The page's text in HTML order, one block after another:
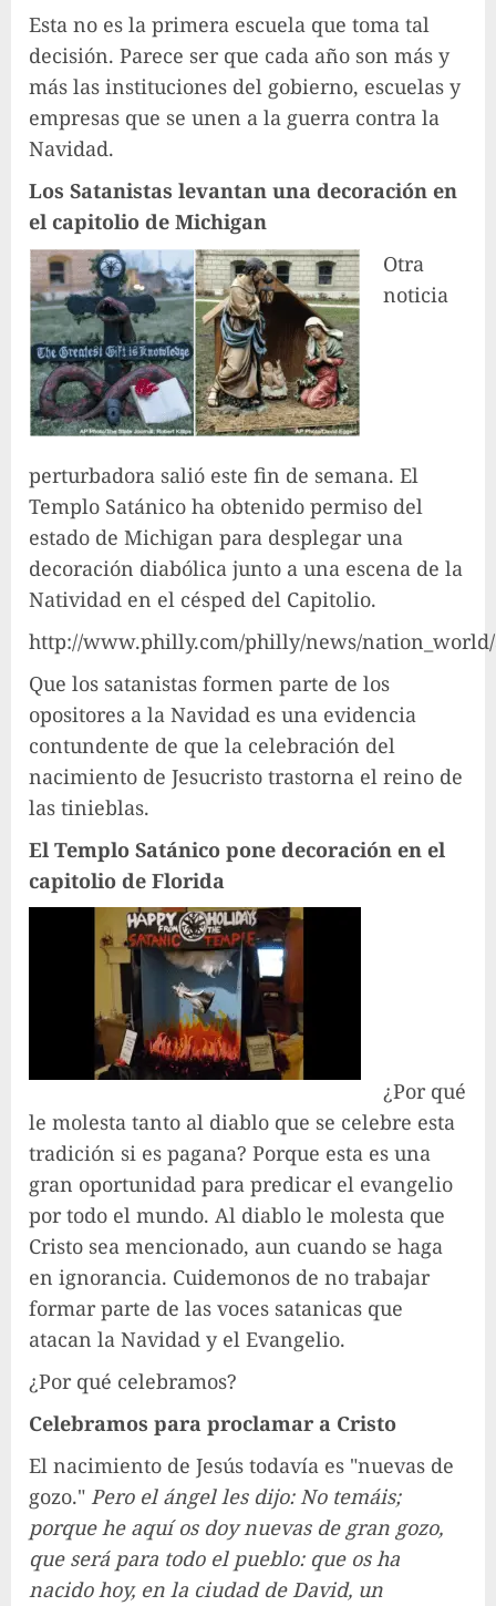
Esta no es la primera escuela que toma tal
decisión. Parece ser que cada año son más y
más las instituciones del gobierno, escuelas y
empresas que se unen a la guerra contra la
Navidad.
Los Satanistas levantan una decoración en
el capitolio de Michigan
Otra
noticia
perturbadora salió este fin de semana. El
Templo Satánico ha obtenido permiso del
estado de Michigan para desplegar una
decoración diabólica junto a una escena de la
Natividad en el césped del Capitolio.
http://www.philly.com/philly/news/nation_world/
Que los satanistas formen parte de los
opositores a la Navidad es una evidencia
contundente de que la celebración del
nacimiento de Jesucristo trastorna el reino de
las tinieblas.
El Templo Satánico pone decoración en el
capitolio de Florida
¿Por qué
le molesta tanto al diablo que se celebre esta
tradición si es pagana? Porque esta es una
gran oportunidad para predicar el evangelio
por todo el mundo. Al diablo le molesta que
Cristo sea mencionado, aun cuando se haga
en ignorancia. Cuidemonos de no trabajar
formar parte de las voces satanicas que
atacan la Navidad y el Evangelio.
¿Por qué celebramos?
Celebramos para proclamar a Cristo
El nacimiento de Jesús todavía es "nuevas de
gozo." Pero el ángel les dijo: No temáis;
porque he aquí os doy nuevas de gran gozo,
que será para todo el pueblo: que os ha
nacido hoy, en la ciudad de David, un